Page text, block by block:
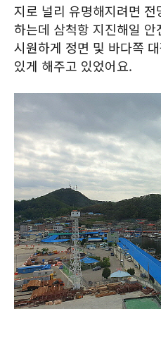
지로 널리 유명해지려면
하는데 삼척항 지진해일
시원하게 정면 및 바다쪽
있게 해주고 있었어요.